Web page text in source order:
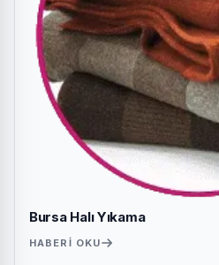
Bursa Halı Yıkama
HABERI OKU